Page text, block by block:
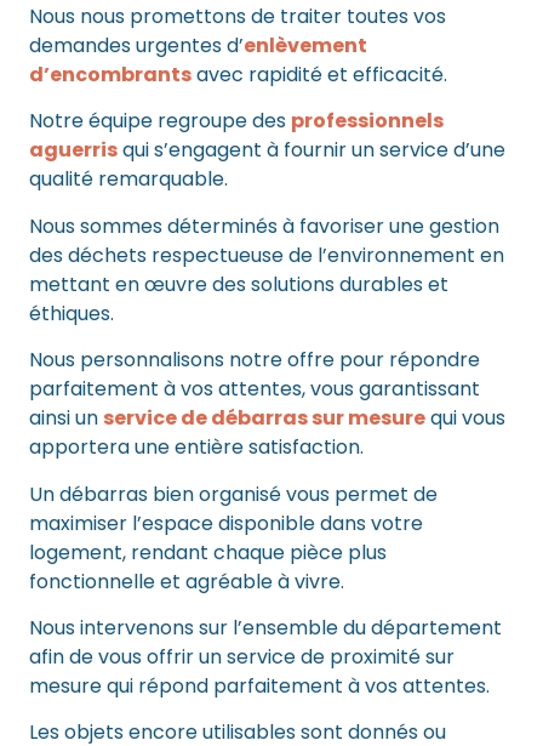
Nous nous promettons de traiter toutes vos
demandes urgentes d’enlèvement
d’encombrantsavec rapidité et efficacité.
Notre équipe regroupe des professionnels
aguerrisqui s’engagent à fournir un service d’une
qualité remarquable.
Nous sommes déterminés à favoriser une gestion
des déchets respectueuse de l’environnement en
mettant en œuvre des solutions durables et
éthiques.
Nous personnalisons notre offre pour répondre
parfaitement à vos attentes, vous garantissant
ainsi un service de débarras sur mesurequi vous
apportera une entière satisfaction.
Un débarras bien organisé vous permet de
maximiser l’espace disponible dans votre
logement, rendant chaque pièce plus
fonctionnelle et agréable à vivre.
Nous intervenons sur l’ensemble du département
afin de vous offrir un service de proximité sur
mesure qui répond parfaitement à vos attentes.
Les objets encore utilisables sont donnés ou